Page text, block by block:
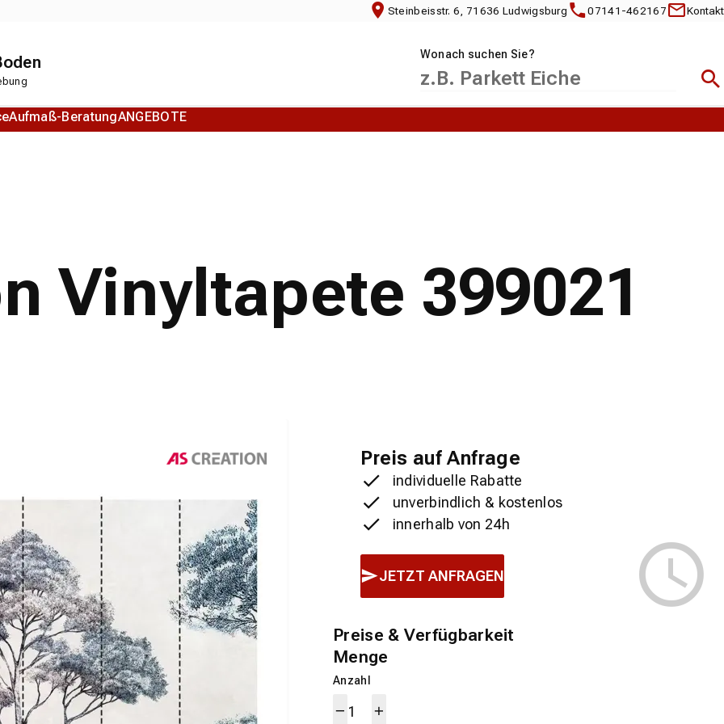
Steinbeisstr. 6, 71636 Ludwigsburg 07141-462167 Kontakt
Wonach suchen Sie?
Aufmaß-BeratungANGEBOTE
Vinyltapete 399021
Preis auf Anfrage
individuelle Rabatte
unverbindlich & kostenlos
innerhalb von 24h
JETZT ANFRAGEN
Preise & Verfügbarkeit
Menge
Anzahl